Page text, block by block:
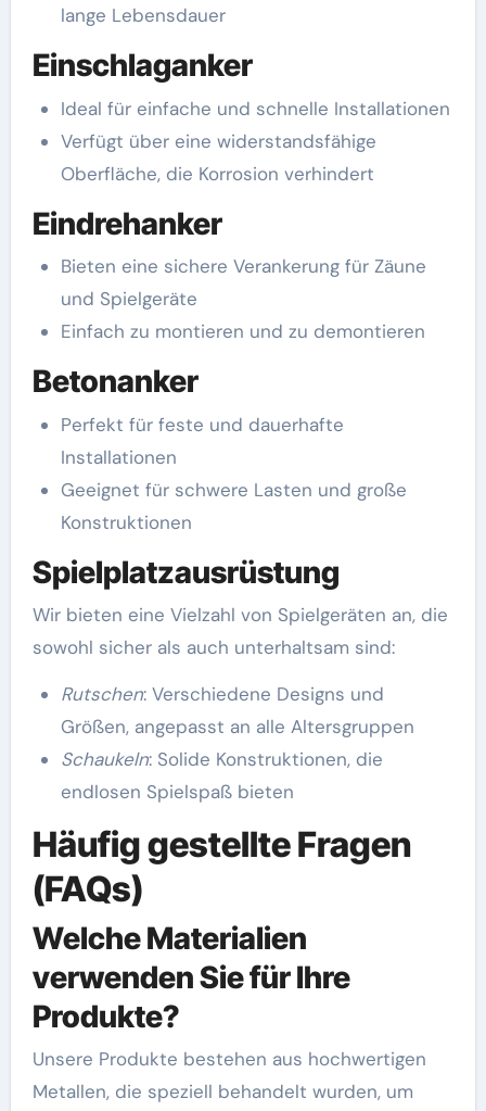
lange Lebensdauer
Einschlaganker
Ideal für einfache und schnelle Installationen
Verfügt über eine widerstandsfähige
Oberfläche, die Korrosion verhindert
Eindrehanker
Bieten eine sichere Verankerung für Zäune
und Spielgeräte
Einfach zu montieren und zu demontieren
Betonanker
Perfekt für feste und dauerhafte
Installationen
Geeignet für schwere Lasten und große
Konstruktionen
Spielplatzausrüstung
Wir bieten eine Vielzahl von Spielgeräten an, die
sowohl sicher als auch unterhaltsam sind:
Rutschen: Verschiedene Designs und
Größen, angepasst an alle Altersgruppen
Schaukeln: Solide Konstruktionen, die
endlosen Spielspaß bieten
Häufig gestellte Fragen
(FAQs)
Welche Materialien
verwenden Sie für Ihre
Produkte?
Unsere Produkte bestehen aus hochwertigen
Metallen, die speziell behandelt wurden, um